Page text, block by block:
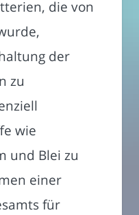
die von
der
zu
wie
und Blei zu
einer
für